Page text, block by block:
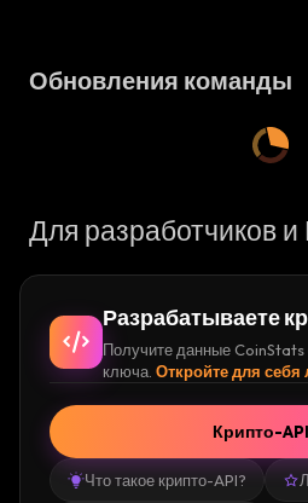
Ю
Обновления команды
Для разработчиков
Разрабатываете
Получите данные
ключа. Откройте для
Что такое крипто-API?
Крипто-API